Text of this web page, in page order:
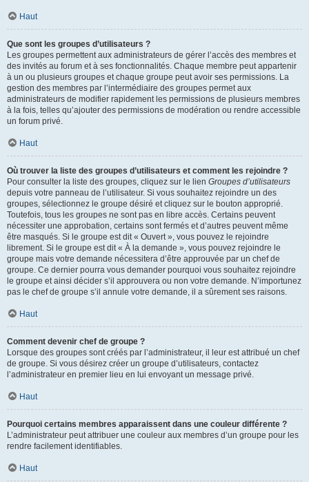
Haut
Que sont les groupes d’utilisateurs ?
Les groupes permettent aux administrateurs de gérer l’accès des membres et
des invités au forum et à ses fonctionnalités. Chaque membre peut appartenir
à un ou plusieurs groupes et chaque groupe peut avoir ses permissions. La
gestion des membres par l’intermédiaire des groupes permet aux
administrateurs de modifier rapidement les permissions de plusieurs membres
à la fois, telles qu’ajouter des permissions de modération ou rendre accessible
un forum privé.
Haut
Où trouver la liste des groupes d’utilisateurs et comment les rejoindre ?
Pour consulter la liste des groupes, cliquez sur le lien Groupes d’utilisateurs
depuis votre panneau de l’utilisateur. Si vous souhaitez rejoindre un des
groupes, sélectionnez le groupe désiré et cliquez sur le bouton approprié.
Toutefois, tous les groupes ne sont pas en libre accès. Certains peuvent
nécessiter une approbation, certains sont fermés et d’autres peuvent même
être masqués. Si le groupe est dit « Ouvert », vous pouvez le rejoindre
librement. Si le groupe est dit « À la demande », vous pouvez rejoindre le
groupe mais votre demande nécessitera d’être approuvée par un chef de
groupe. Ce dernier pourra vous demander pourquoi vous souhaitez rejoindre
le groupe et ainsi décider s’il approuvera ou non votre demande. N’importunez
pas le chef de groupe s’il annule votre demande, il a sûrement ses raisons.
Haut
Comment devenir chef de groupe ?
Lorsque des groupes sont créés par l’administrateur, il leur est attribué un chef
de groupe. Si vous désirez créer un groupe d’utilisateurs, contactez
l’administrateur en premier lieu en lui envoyant un message privé.
Haut
Pourquoi certains membres apparaissent dans une couleur différente ?
L’administrateur peut attribuer une couleur aux membres d’un groupe pour les
rendre facilement identifiables.
Haut